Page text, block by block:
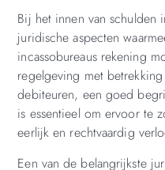
Bij het innen van schulden
juridische aspecten
incassobureaus rekening
regelgeving met
debiteuren, een goed
is essentieel om ervoor te
eerlijk en rechtvaardig
Een van de belangrijkste